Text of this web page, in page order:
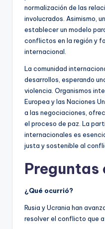
normalización de las
involucrados. Asimismo,
establecer un modelo
conflictos en la región y
internacional.
La comunidad
desarrollos, esperando
violencia. Organismos
Europea y las Naciones
a las negociaciones,
el proceso de paz. La
internacionales es
justa y sostenible al
Preguntas
¿Qué ocurrió?
Rusia y Ucrania han
resolver el conflicto que